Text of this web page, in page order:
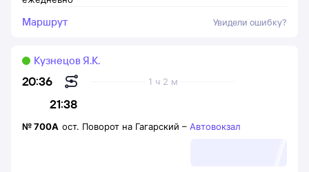
Маршрут Увидели ошибку?
20:36
21:38
1 ч 2 м
Кузнецов Я.К.
№700А ост. Поворот на Гагарский – Автовокзал